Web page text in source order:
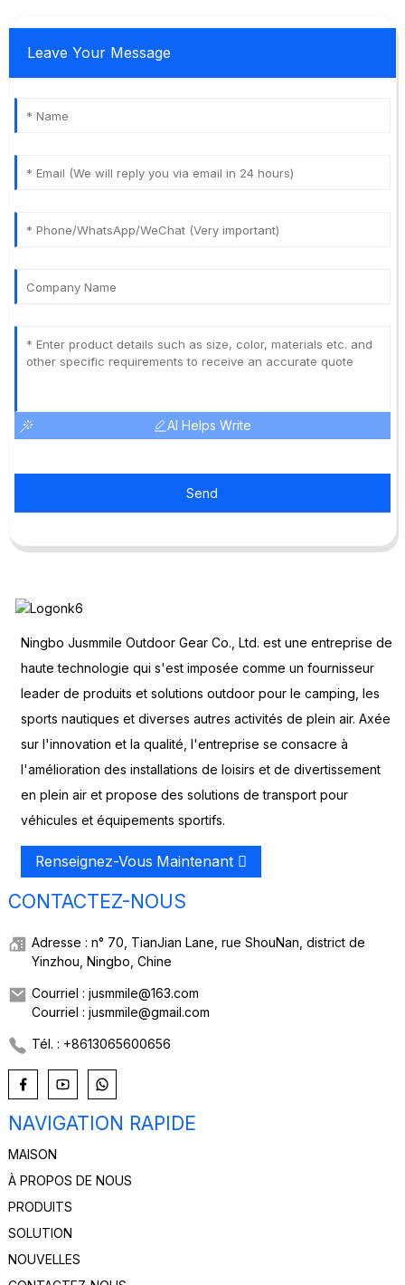
Leave Your Message
AI Helps Write
Send
Ningbo Jusmmile Outdoor Gear Co., Ltd. est une entreprise de
haute technologie qui s'est imposée comme un fournisseur
leader de produits et solutions outdoor pour le camping, les
sports nautiques et diverses autres activités de plein air. Axée
sur l'innovation et la qualité, l'entreprise se consacre à
l'amélioration des installations de loisirs et de divertissement
en plein air et propose des solutions de transport pour
véhicules et équipements sportifs.
Renseignez-Vous Maintenant
CONTACTEZ-NOUS
Adresse : n° 70, TianJian Lane, rue ShouNan, district de
Yinzhou, Ningbo, Chine
Courriel : jusmmile@163.com
Courriel : jusmmile@gmail.com
Tél. : +8613065600656
NAVIGATION RAPIDE
MAISON
À PROPOS DE NOUS
PRODUITS
SOLUTION
NOUVELLES